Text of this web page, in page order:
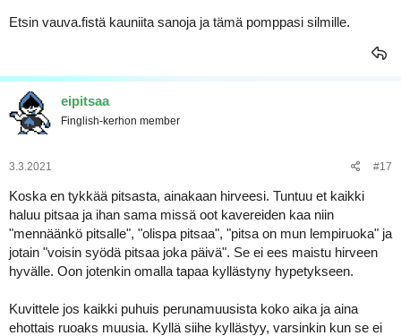
Etsin vauva.fistä kauniita sanoja ja tämä pomppasi silmille.
eipitsaa
Finglish-kerhon member
3.3.2021 #17
Koska en tykkää pitsasta, ainakaan hirveesi. Tuntuu et kaikki
haluu pitsaa ja ihan sama missä oot kavereiden kaa niin
"mennäänkö pitsalle", "olispa pitsaa", "pitsa on mun lempiruoka" ja
jotain "voisin syödä pitsaa joka päivä". Se ei ees maistu hirveen
hyvälle. Oon jotenkin omalla tapaa kyllästyny hypetykseen.
Kuvittele jos kaikki puhuis perunamuusista koko aika ja aina
ehottais ruoaks muusia. Kyllä siihe kyllästyy, varsinkin kun se ei